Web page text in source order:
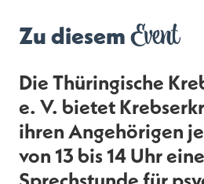
Zu diesemEvent
Die Thüringische
e. V. bietet
ihren Angehörigen
von 13 bis 14 Uhr